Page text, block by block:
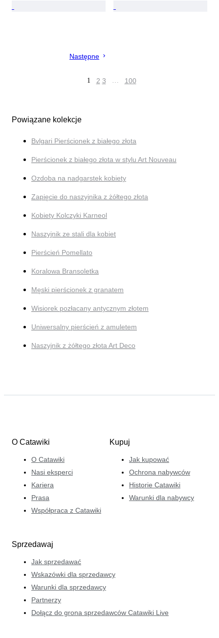
Następne
1 2 3 … 100
Powiązane kolekcje
Bvlgari Pierścionek z białego złota
Pierścionek z białego złota w stylu Art Nouveau
Ozdoba na nadgarstek kobiety
Zapięcie do naszyjnika z żółtego złota
Kobiety Kolczyki Karneol
Naszyjnik ze stali dla kobiet
Pierścień Pomellato
Koralowa Bransoletka
Męski pierścionek z granatem
Wisiorek pozłacany antycznym złotem
Uniwersalny pierścień z amuletem
Naszyjnik z żółtego złota Art Deco
O Catawiki
O Catawiki
Nasi eksperci
Kariera
Prasa
Współpraca z Catawiki
Kupuj
Jak kupować
Ochrona nabywców
Historie Catawiki
Warunki dla nabywcy
Sprzedawaj
Jak sprzedawać
Wskazówki dla sprzedawcy
Warunki dla sprzedawcy
Partnerzy
Dołącz do grona sprzedawców Catawiki Live